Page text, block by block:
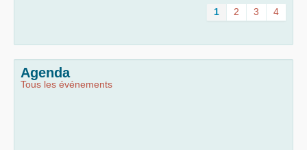
1 2 3 4
Agenda
Tous les événements